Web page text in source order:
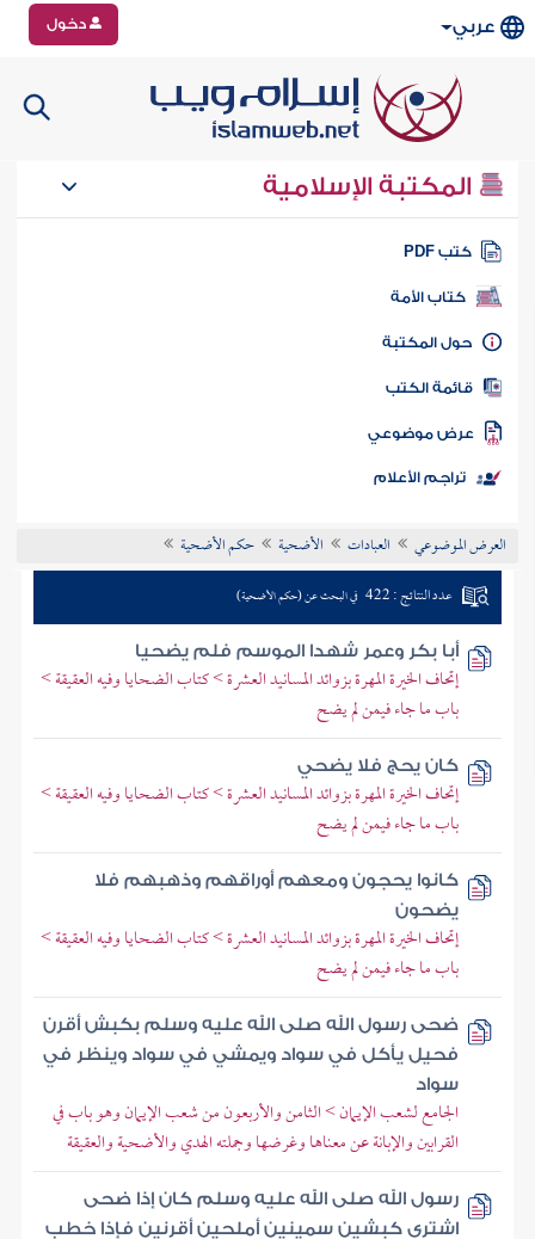
عربي دخول
المكتبة الإسلامية
كتب PDF
كتاب الأمة
المكتبة
الكتب
موضوعي
تراجم الأعلام
العرض الموضوعي العبادات الأضحية حكم الأضحية
عدد النتائج : 422 في البحث عن (حكم الأضحية)
أبا بكر وعمر شهدا الموسم فلم يضحيا
إتحاف الخيرة المهرة بزوائد المسانيد العشرة > كتاب الضحايا وفيه العقيقة >
باب ما جاء فيمن لم يضح
كان يحج فلا يضحي
إتحاف الخيرة المهرة بزوائد المسانيد العشرة > كتاب الضحايا وفيه العقيقة >
باب ما جاء فيمن لم يضح
كانوا يحجون ومعهم أوراقهم وذهبهم فلا
يضحون
إتحاف الخيرة المهرة بزوائد المسانيد العشرة > كتاب الضحايا وفيه العقيقة >
باب ما جاء فيمن لم يضح
ضحى رسول الله صلى الله عليه وسلم بكبش أقرن
فحيل يأكل في سواد ويمشي في سواد وينظر في
سواد
الجامع لشعب الإيمان > الثامن والأربعون من شعب الإيمان وهو باب في
القرابين والإبانة عن معناها وغرضها وجملته الهدي والأضحية والعقيقة
رسول الله صلى الله عليه وسلم كان إذا ضحى
اشترى كبشين سمينين أملحين أقرنين فإذا خطب